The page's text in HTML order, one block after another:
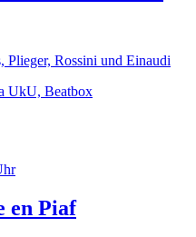
Plieger, Rossini und Einaudi
UkU, Beatbox
en Piaf